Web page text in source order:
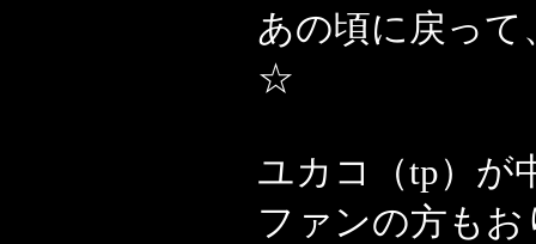
あの頃に戻っ
☆
ユカコ（tp）が
ファンの方も